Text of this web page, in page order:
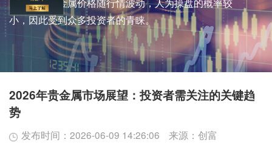
小，因此受到众多投资者的青睐。
​2026年贵金属市场展望：投资者需关注的关键趋
势
发布时间：2026-06-09 14:26:06 来源：创富